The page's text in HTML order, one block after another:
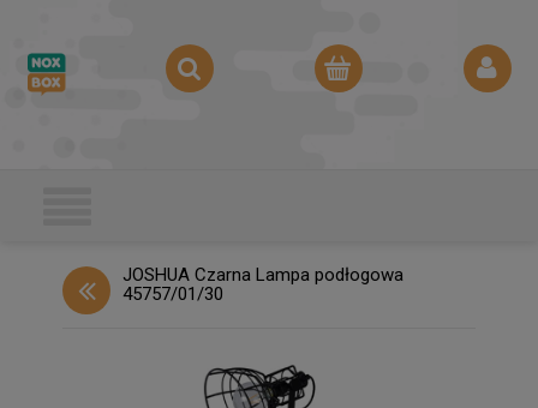
JOSHUA Czarna Lampa podłogowa
45757/01/30